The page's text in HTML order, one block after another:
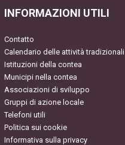
INFORMAZIONI UTILI
Contatto
Calendario delle attività tradizionali
Istituzioni della contea
Municipi nella contea
Associazioni di sviluppo
Gruppi di azione locale
Telefoni utili
Politica sui cookie
Informativa sulla privacy